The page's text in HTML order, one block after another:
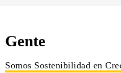
Gente
Somos Sostenibilidad en